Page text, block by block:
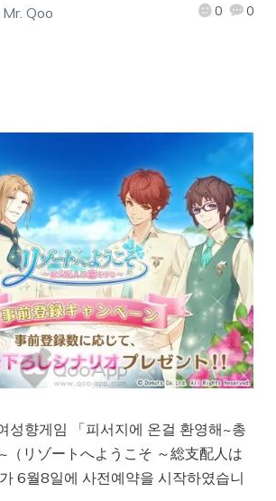
Mr. Qoo 0 0
성향게임 「피서지에 온걸 환영해~총
（リゾートへようこそ ～総支配人は
6월8일에 사전예약을 시작하였습니